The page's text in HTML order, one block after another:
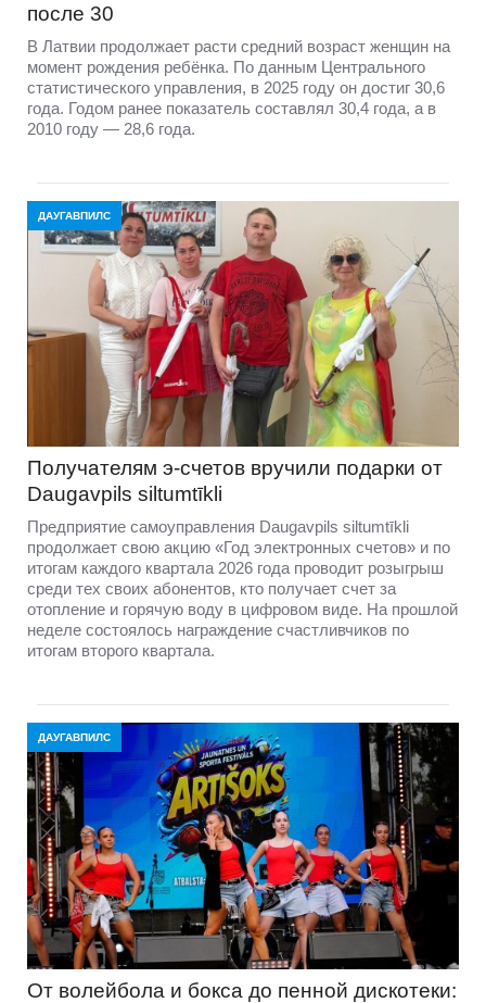
после 30
В Латвии продолжает расти средний возраст женщин на
момент рождения ребёнка. По данным Центрального
статистического управления, в 2025 году он достиг 30,6
года. Годом ранее показатель составлял 30,4 года, а в
2010 году — 28,6 года.
ДАУГАВПИЛС
Получателям э-счетов вручили подарки от
Daugavpils siltumtīkli
Предприятие самоуправления Daugavpils siltumtīkli
продолжает свою акцию «Год электронных счетов» и по
итогам каждого квартала 2026 года проводит розыгрыш
среди тех своих абонентов, кто получает счет за
отопление и горячую воду в цифровом виде. На прошлой
неделе состоялось награждение счастливчиков по
итогам второго квартала.
ДАУГАВПИЛС
От волейбола и бокса до пенной дискотеки: